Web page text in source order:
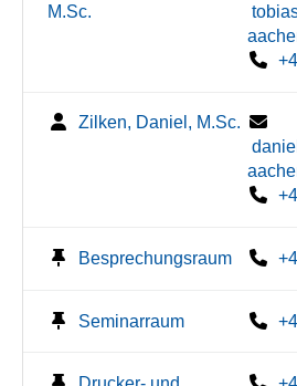
M.Sc.
Zilken, Daniel, M.Sc.
Besprechungsraum
Seminarraum